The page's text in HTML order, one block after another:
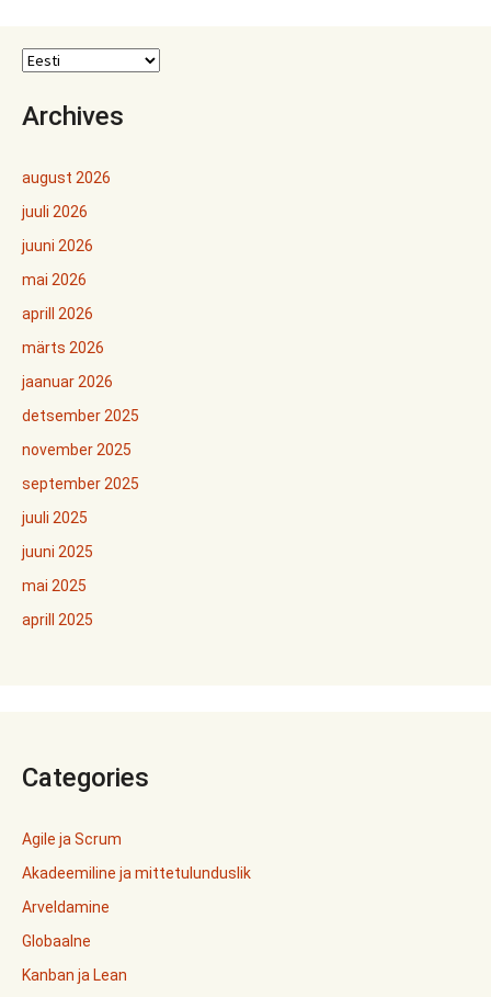
Archives
august 2026
juuli 2026
juuni 2026
mai 2026
aprill 2026
märts 2026
jaanuar 2026
detsember 2025
november 2025
september 2025
juuli 2025
juuni 2025
mai 2025
aprill 2025
Categories
Agile ja Scrum
Akadeemiline ja mittetulunduslik
Arveldamine
Globaalne
Kanban ja Lean